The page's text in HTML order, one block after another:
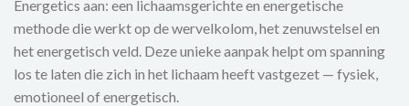
Energetics aan: een lichaamsgerichte en energetische
methode die werkt op de wervelkolom, het zenuwstelsel en
het energetisch veld. Deze unieke aanpak helpt om spanning
los te laten die zich in het lichaam heeft vastgezet — fysiek,
emotioneel of energetisch.